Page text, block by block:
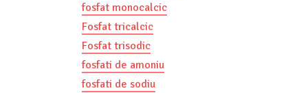
fosfat monocalcic
Fosfat tricalcic
Fosfat trisodic
fosfati de amoniu
fosfati de sodiu